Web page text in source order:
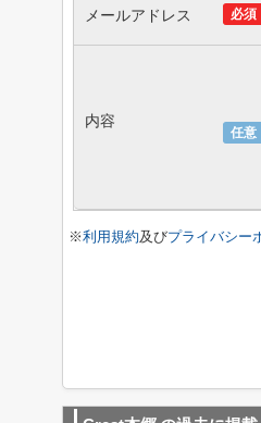
必須
メールアドレス
任意
内容
※利用規約及びプライバシー